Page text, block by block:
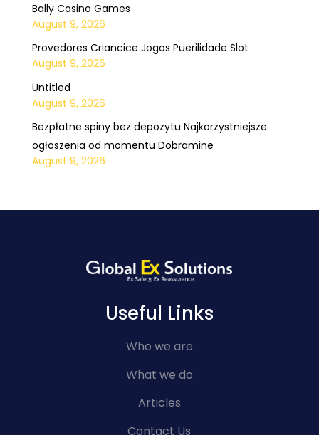
Bally Casino Games
August 9, 2026
Provedores Criancice Jogos Puerilidade Slot
August 9, 2026
Untitled
August 9, 2026
Bezpłatne spiny bez depozytu Najkorzystniejsze
ogłoszenia od momentu Dobramine
August 9, 2026
Useful Links
Who we are
What we do
Articles
Contact Us